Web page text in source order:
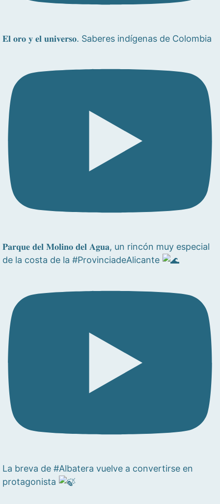
𝐄𝐥 𝐨𝐫𝐨 𝐲 𝐞𝐥 𝐮𝐧𝐢𝐯𝐞𝐫𝐬𝐨. Saberes indígenas de Colombia
𝐏𝐚𝐫𝐪𝐮𝐞 𝐝𝐞𝐥 𝐌𝐨𝐥𝐢𝐧𝐨 𝐝𝐞𝐥 𝐀𝐠𝐮𝐚, un rincón muy especial
de la costa de la #ProvinciadeAlicante
La breva de #Albatera vuelve a convertirse en
protagonista